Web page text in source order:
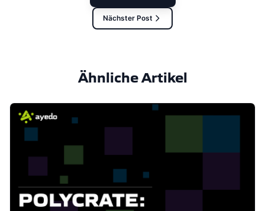
Nächster Post
Ähnliche Artikel